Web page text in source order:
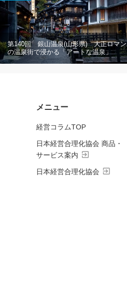
第140回 銀山温泉(山形県) 大正ロマン
の温泉街で浸かる「アートな温泉」
メニュー
経営コラムTOP
日本経営合理化協会 商品・
サービス案内 exit_to_app
日本経営合理化協会 exit_to_app